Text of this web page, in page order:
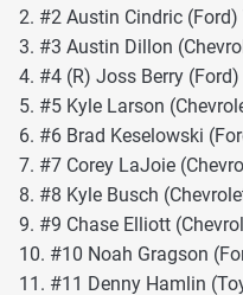
2. #2 Austin Cindric (Ford)
3. #3 Austin Dillon
4. #4 (R) Joss Berry
5. #5 Kyle Larson
6. #6 Brad Keselowski
7. #7 Corey LaJoie
8. #8 Kyle Busch
9. #9 Chase Elliott
10. #10 Noah Gragson
11. #11 Denny Hamlin